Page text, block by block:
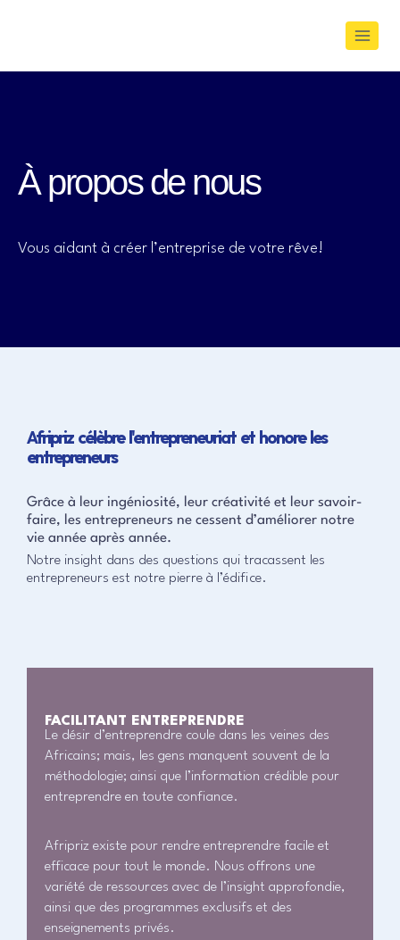
À propos de nous
Vous aidant à créer l’entreprise de votre rêve!
Afripriz célèbre l'entrepreneuriat et honore les
entrepreneurs
Grâce à leur ingéniosité, leur créativité et leur savoir-
faire, les entrepreneurs ne cessent d’améliorer notre
vie année après année.
Notre insight dans des questions qui tracassent les
entrepreneurs est notre pierre à l’édifice.
FACILITANT ENTREPRENDRE
Le désir d’entreprendre coule dans les veines des
Africains; mais, les gens manquent souvent de la
méthodologie; ainsi que l’information crédible pour
entreprendre en toute confiance.
Afripriz existe pour rendre entreprendre facile et
efficace pour tout le monde. Nous offrons une
variété de ressources avec de l’insight approfondie,
ainsi que des programmes exclusifs et des
enseignements privés.